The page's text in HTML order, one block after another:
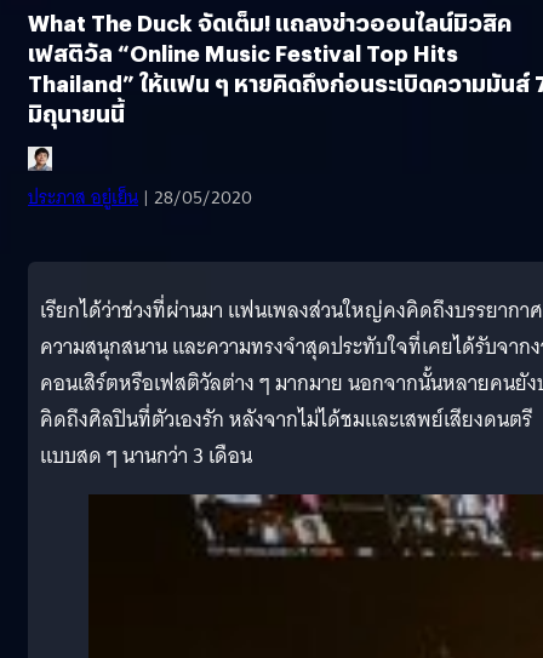
What The Duck จัดเต็ม! แถลงข่าวออนไลน์มิวสิค
เฟสติวัล “Online Music Festival Top Hits
Thailand” ให้แฟน ๆ หายคิดถึงก่อนระเบิดความมันส์
มิถุนายนนี้
ประภาส อยู่เย็น | 28/05/2020
เรียกได้ว่าช่วงที่ผ่านมา แฟนเพลงส่วนใหญ่คงคิดถึงบรรยากาศ
ความสนุกสนาน และความทรงจำสุดประทับใจที่เคยได้รับจาก
คอนเสิร์ตหรือเฟสติวัลต่าง ๆ มากมาย นอกจากนั้นหลายคนยั
คิดถึงศิลปินที่ตัวเองรัก หลังจากไม่ได้ชมและเสพย์เสียงดนตรี
แบบสด ๆ นานกว่า 3 เดือน